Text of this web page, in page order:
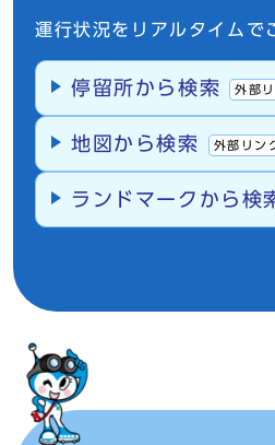
運行状況をリアルタイムで
停留所から検索 外部
地図から検索 外部リン
ランドマークから検